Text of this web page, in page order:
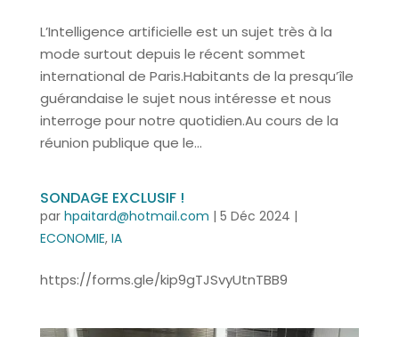
L’Intelligence artificielle est un sujet très à la
mode surtout depuis le récent sommet
international de Paris.Habitants de la presqu’île
guérandaise le sujet nous intéresse et nous
interroge pour notre quotidien.Au cours de la
réunion publique que le...
SONDAGE EXCLUSIF !
par hpaitard@hotmail.com | 5 Déc 2024 |
ECONOMIE, IA
https://forms.gle/kip9gTJSvyUtnTBB9